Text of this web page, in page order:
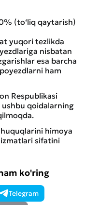
(to‘liq qaytarish)
yuqori tezlikda
nisbatan
esa barcha
ham
Respublikasi
qoidalarning
himoya
sifatini
ko'ring
Telegram